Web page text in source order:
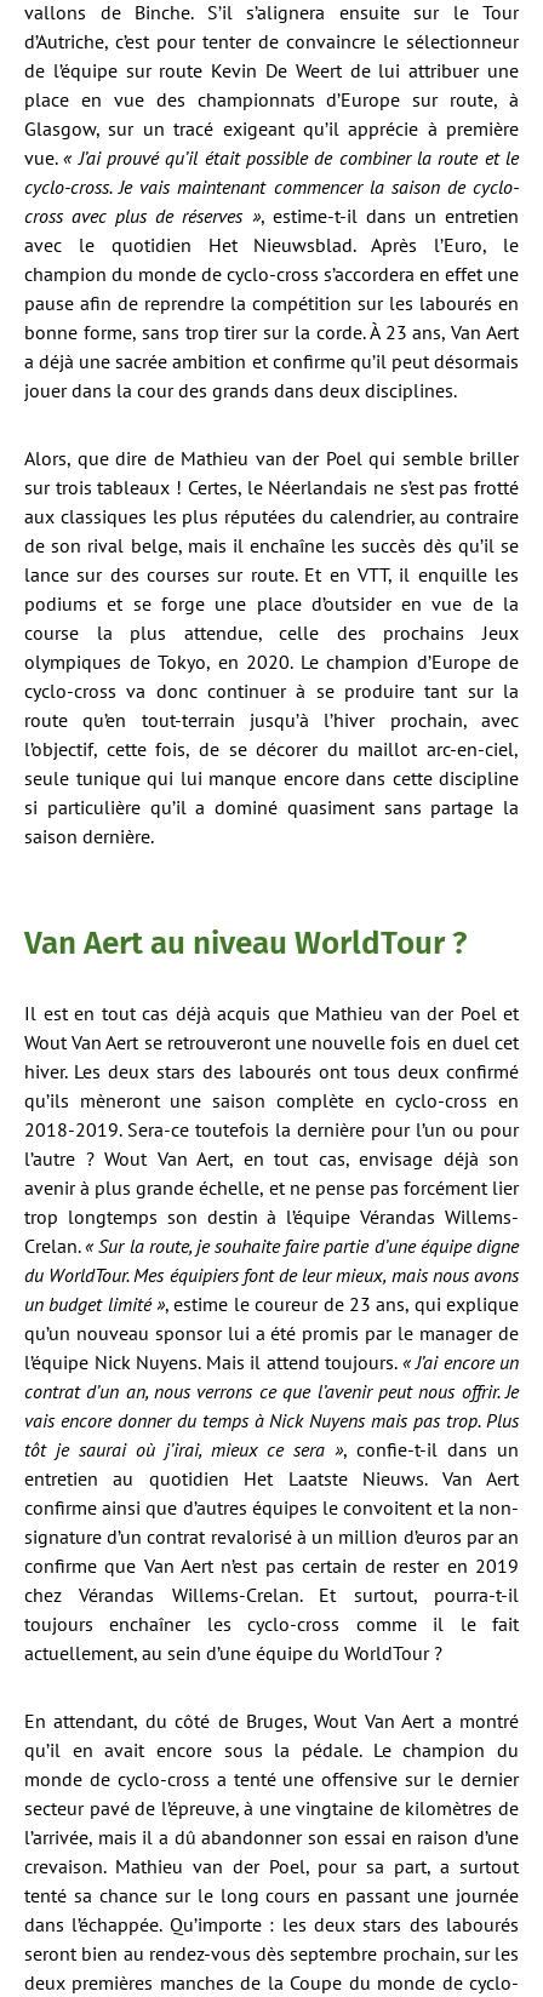
vallons de Binche. S’il s’alignera ensuite sur le Tour
d’Autriche, c’est pour tenter de convaincre le sélectionneur
de l’équipe sur route Kevin De Weert de lui attribuer une
place en vue des championnats d’Europe sur route, à
Glasgow, sur un tracé exigeant qu’il apprécie à première
vue.« J’ai prouvé qu’il était possible de combiner la route et le
cyclo-cross. Je vais maintenant commencer la saison de cyclo-
cross avec plus de réserves », estime-t-il dans un entretien
avec le quotidien Het Nieuwsblad. Après l’Euro, le
champion du monde de cyclo-cross s’accordera en effet une
pause afin de reprendre la compétition sur les labourés en
bonne forme, sans trop tirer sur la corde. À 23 ans, Van Aert
a déjà une sacrée ambition et confirme qu’il peut désormais
jouer dans la cour des grands dans deux disciplines.
Alors, que dire de Mathieu van der Poel qui semble briller
sur trois tableaux ! Certes, le Néerlandais ne s’est pas frotté
aux classiques les plus réputées du calendrier, au contraire
de son rival belge, mais il enchaîne les succès dès qu’il se
lance sur des courses sur route. Et en VTT, il enquille les
podiums et se forge une place d’outsider en vue de la
course la plus attendue, celle des prochains Jeux
olympiques de Tokyo, en 2020. Le champion d’Europe de
cyclo-cross va donc continuer à se produire tant sur la
route qu’en tout-terrain jusqu’à l’hiver prochain, avec
l’objectif, cette fois, de se décorer du maillot arc-en-ciel,
seule tunique qui lui manque encore dans cette discipline
si particulière qu’il a dominé quasiment sans partage la
saison dernière.
Van Aert au niveau WorldTour ?
Il est en tout cas déjà acquis que Mathieu van der Poel et
Wout Van Aert se retrouveront une nouvelle fois en duel cet
hiver. Les deux stars des labourés ont tous deux confirmé
qu’ils mèneront une saison complète en cyclo-cross en
2018-2019. Sera-ce toutefois la dernière pour l’un ou pour
l’autre ? Wout Van Aert, en tout cas, envisage déjà son
avenir à plus grande échelle, et ne pense pas forcément lier
trop longtemps son destin à l’équipe Vérandas Willems-
Crelan.« Sur la route, je souhaite faire partie d’une équipe digne
du WorldTour. Mes équipiers font de leur mieux, mais nous avons
un budget limité », estime le coureur de 23 ans, qui explique
qu’un nouveau sponsor lui a été promis par le manager de
l’équipe Nick Nuyens. Mais il attend toujours. « J’ai encore un
contrat d’un an, nous verrons ce que l’avenir peut nous offrir. Je
vais encore donner du temps à Nick Nuyens mais pas trop. Plus
tôt je saurai où j’irai, mieux ce sera », confie-t-il dans un
entretien au quotidien Het Laatste Nieuws. Van Aert
confirme ainsi que d’autres équipes le convoitent et la non-
signature d’un contrat revalorisé à un million d’euros par an
confirme que Van Aert n’est pas certain de rester en 2019
chez Vérandas Willems-Crelan. Et surtout, pourra-t-il
toujours enchaîner les cyclo-cross comme il le fait
actuellement, au sein d’une équipe du WorldTour ?
En attendant, du côté de Bruges, Wout Van Aert a montré
qu’il en avait encore sous la pédale. Le champion du
monde de cyclo-cross a tenté une offensive sur le dernier
secteur pavé de l’épreuve, à une vingtaine de kilomètres de
l’arrivée, mais il a dû abandonner son essai en raison d’une
crevaison. Mathieu van der Poel, pour sa part, a surtout
tenté sa chance sur le long cours en passant une journée
dans l’échappée. Qu’importe : les deux stars des labourés
seront bien au rendez-vous dès septembre prochain, sur les
deux premières manches de la Coupe du monde de cyclo-